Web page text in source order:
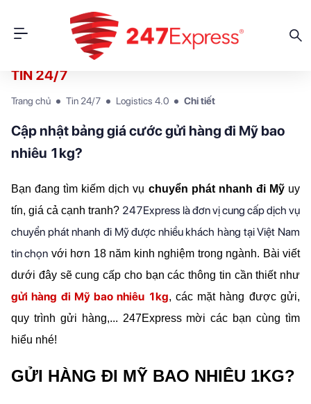
TIN 24/7
Trang chủ Tin 24/7 Logistics 4.0 Chi tiết
Cập nhật bảng giá cước gửi hàng đi Mỹ bao
nhiêu 1kg?
Bạn đang tìm kiếm dịch vụ chuyển phát nhanh đi Mỹ uy
tín, giá cả cạnh tranh? 247Express là đơn vị cung cấp dịch vụ
chuyển phát nhanh đi Mỹ được nhiều khách hàng tại Việt Nam
tin chọn với hơn 18 năm kinh nghiệm trong ngành. Bài viết
gửi hàng đi Mỹ bao nhiêu 1kg, các mặt hàng được gửi,
quy trình gửi hàng,... 247Express mời các bạn cùng tìm
hiểu nhé!
GỬI HÀNG ĐI MỸ BAO NHIÊU 1KG?